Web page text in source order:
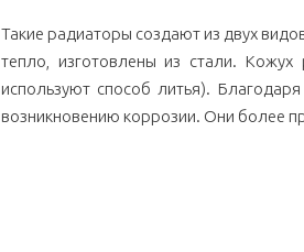
Такие радиаторы создают из двух
тепло, изготовлены из стали.
используют способ литья).
возникновению коррозии. Они более